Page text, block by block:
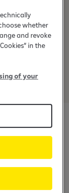
whether
and revoke
in the
of your